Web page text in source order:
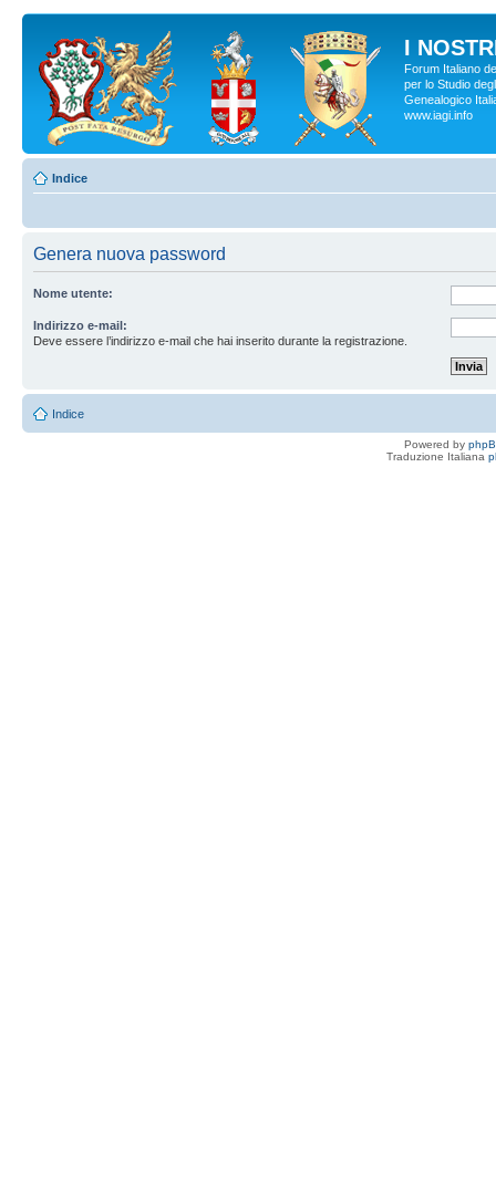
I
Forum Italiano
per lo Studio
Genealogico
www.iagi.info
Indice
Genera nuova password
Nome utente:
Indirizzo e-mail:
Deve essere l’indirizzo e-mail che hai inserito durante la registrazione.
Indice
Powered by
Traduzione Italiana